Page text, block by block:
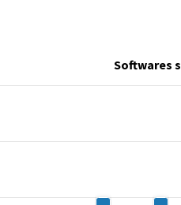
Softwares